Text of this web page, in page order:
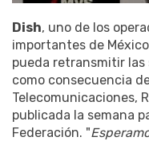
Dish, uno de los
importantes de
pueda retransmitir las
como consecuencia
Telecomunicaciones,
publicada la semana
Federación. "